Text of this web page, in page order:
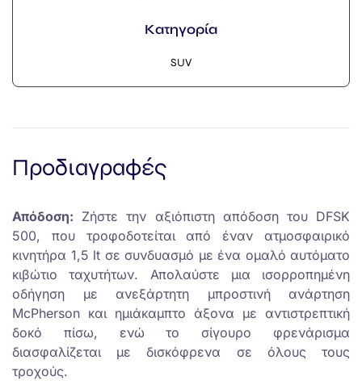
Πόρτες
5
Προδιαγραφές
Απόδοση: Ζήστε την αξιόπιστη απόδοση του DFSK
500, που τροφοδοτείται από έναν ατμοσφαιρικό
κινητήρα 1,5 lt σε συνδυασμό με ένα ομαλό αυτόματο
κιβώτιο ταχυτήτων. Απολαύστε μια ισορροπημένη
οδήγηση με ανεξάρτητη μπροστινή ανάρτηση
McPherson και ημιάκαμπτο άξονα με αντιστρεπτική
δοκό πίσω, ενώ το σίγουρο φρενάρισμα
διασφαλίζεται με δισκόφρενα σε όλους τους
τροχούς.